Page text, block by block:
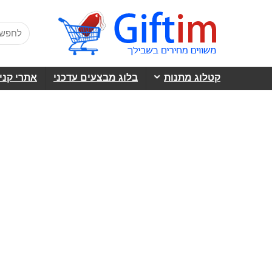
קטלוג מתנות בלוג מבצעים עדכני אתרי